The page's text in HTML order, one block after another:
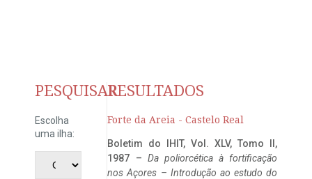
PESQUISAR
Escolha
uma ilha:
RESULTADOS
Forte da Areia - Castelo Real
Boletim do IHIT, Vol. XLV, Tomo II,
1987 – Da poliorcética à fortificação
nos Açores – Introdução ao estudo do